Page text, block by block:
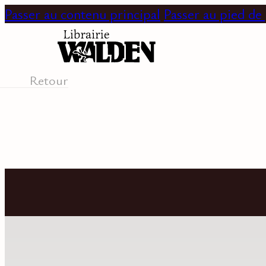
Passer au contenu principal Passer au pied de
Retour